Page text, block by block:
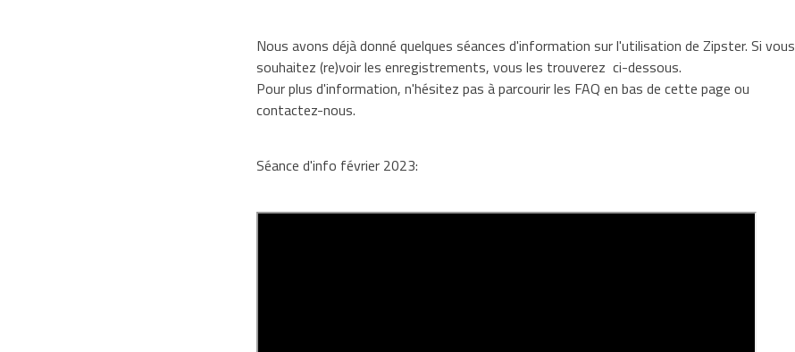
Nous avons déjà donné quelques séances d'information sur l'utilisation de Zipster. Si vous
souhaitez (re)voir les enregistrements, vous les trouverez ci-dessous.
Pour plus d'information, n'hésitez pas à parcourir les FAQ en bas de cette page ou
contactez-nous.
Séance d'info février 2023: